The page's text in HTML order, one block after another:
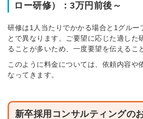
ロー研修）：3万円前後～
研修は1人当たりでかかる場合と1グルー
とで異なります。ご要望に応じた適した
ることが多いため、一度要望を伝えるこ
このように料金については、依頼内容や
なってきます。
新卒採用コンサルティングの